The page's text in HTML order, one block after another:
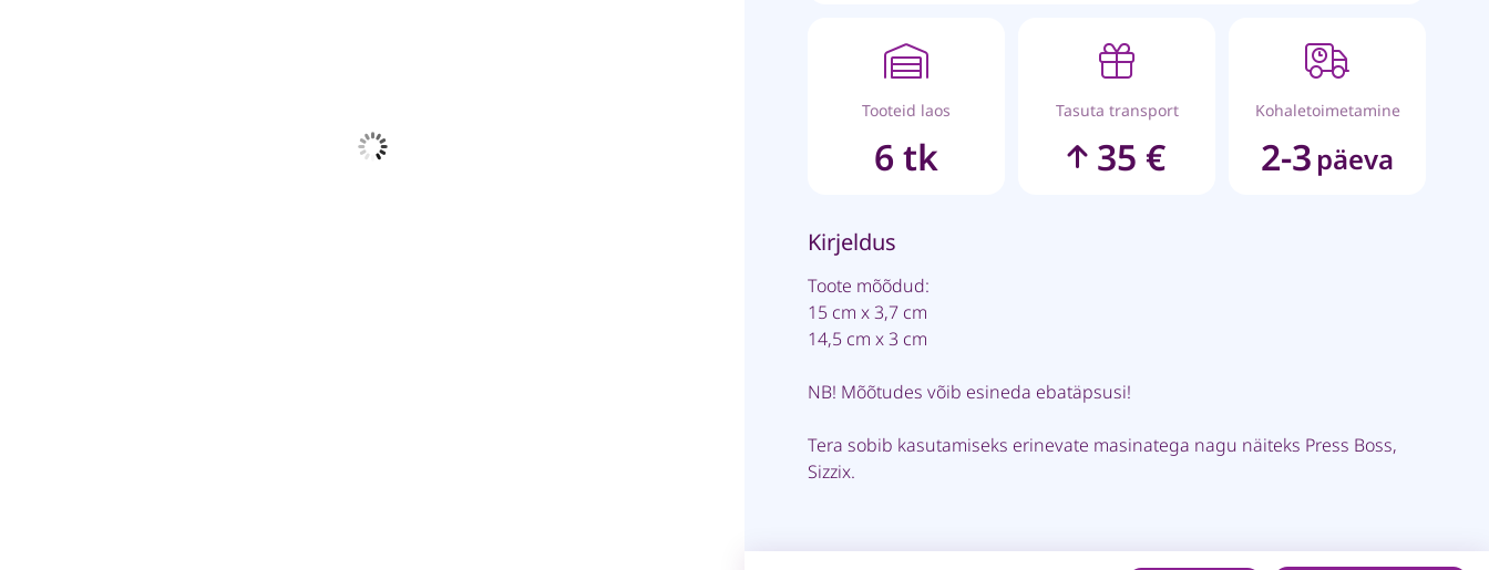
Tooteid laos
6 tk
Tasuta transport
35 €
Kohaletoimetamine
2-3 päeva
Kirjeldus
Toote mõõdud:
15 cm x 3,7 cm
14,5 cm x 3 cm
NB! Mõõtudes võib esineda ebatäpsusi!
Tera sobib kasutamiseks erinevate masinatega nagu näiteks Press Boss,
Sizzix.